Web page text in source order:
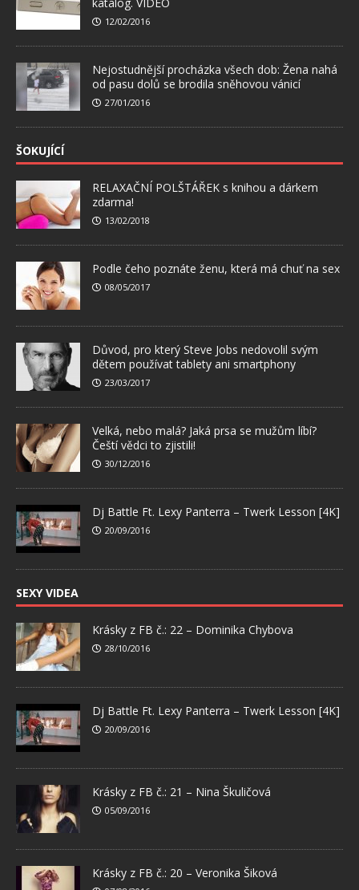
12/02/2016
Nejostudnější procházka všech dob: Žena nahá
od pasu dolů se brodila sněhovou vánicí
27/01/2016
ŠOKUJÍCÍ
RELAXAČNÍ POLŠTÁŘEK s knihou a dárkem
zdarma!
13/02/2018
Podle čeho poznáte ženu, která má chuť na sex
08/05/2017
Důvod, pro který Steve Jobs nedovolil svým
dětem používat tablety ani smartphony
23/03/2017
Velká, nebo malá? Jaká prsa se mužům líbí?
Čeští vědci to zjistili!
30/12/2016
Dj Battle Ft. Lexy Panterra – Twerk Lesson [4K]
20/09/2016
SEXY VIDEA
Krásky z FB č.: 22 – Dominika Chybova
28/10/2016
Dj Battle Ft. Lexy Panterra – Twerk Lesson [4K]
20/09/2016
Krásky z FB č.: 21 – Nina Škuličová
05/09/2016
Krásky z FB č.: 20 – Veronika Šiková